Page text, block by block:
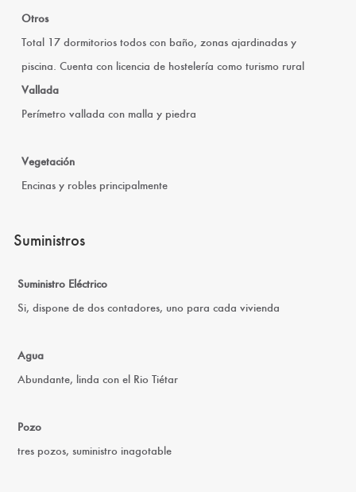
Otros
Total 17 dormitorios todos con baño, zonas ajardinadas y
piscina. Cuenta con licencia de hostelería como turismo rural
Vallada
Perímetro vallada con malla y piedra
Vegetación
Encinas y robles principalmente
Suministros
Suministro Eléctrico
Si, dispone de dos contadores, uno para cada vivienda
Agua
Abundante, linda con el Rio Tiétar
Pozo
tres pozos, suministro inagotable